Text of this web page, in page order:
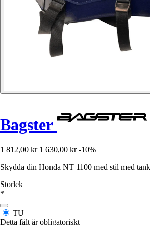
Bagster
1 812,00 kr 1 630,00 kr -10%
Skydda din Honda NT 1100 med stil med
Storlek
*
TU
Detta fält är obligatoriskt